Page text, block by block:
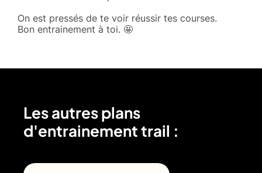
On est pressés de te voir réussir tes courses.
Bon entrainement à toi. 🤩
Les autres plans
d'entrainement trail :